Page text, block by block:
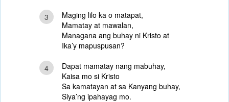
3
Maging lilo ka o matapat,
Mamatay at mawalan,
Managana ang buhay ni Kristo at
Ika’y mapuspusan?
4
Dapat mamatay nang mabuhay,
Kaisa mo si Kristo
Sa kamatayan at sa Kanyang buhay,
Siya’ng ipahayag mo.